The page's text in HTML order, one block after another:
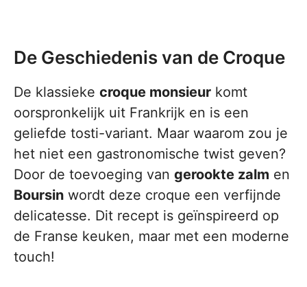
De Geschiedenis van de Croque
De klassieke croque monsieur komt
oorspronkelijk uit Frankrijk en is een
geliefde tosti-variant. Maar waarom zou je
het niet een gastronomische twist geven?
Door de toevoeging van gerookte zalm en
Boursin wordt deze croque een verfijnde
delicatesse. Dit recept is geïnspireerd op
de Franse keuken, maar met een moderne
touch!